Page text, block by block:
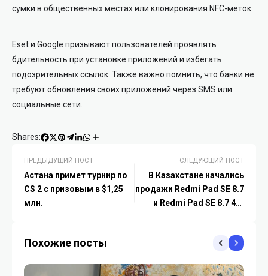
сумки в общественных местах или клонирования NFC-меток.
Eset и Google призывают пользователей проявлять
бдительность при установке приложений и избегать
подозрительных ссылок. Также важно помнить, что банки не
требуют обновления своих приложений через SMS или
социальные сети.
Shares:
ПРЕДЫДУЩИЙ ПОСТ
Астана примет турнир по
CS 2 с призовым в $1,25
млн.
СЛЕДУЮЩИЙ ПОСТ
В Казахстане начались
продажи Redmi Pad SE 8.7
и Redmi Pad SE 8.7 4G:
развлечений
Похожие посты